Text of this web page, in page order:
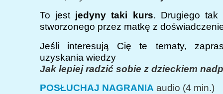
To jestjedyny taki kurs. Drugiego tak
stworzonego przez matkę z
Jeśli interesują Cię te tematy,
uzyskania wiedzy
Jak lepiej radzić sobie z dzieckiem
POSŁUCHAJ NAGRANIA audio (4 min.)